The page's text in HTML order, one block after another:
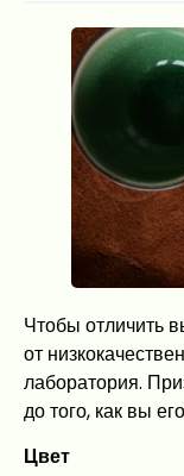
Чтобы отличить
от
лаборатория.
до того, как вы
Цвет